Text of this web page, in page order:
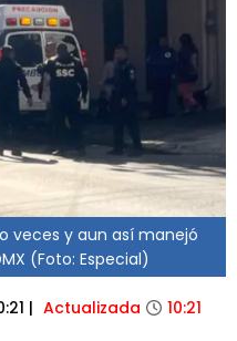
veces y aun así manejó
(Foto: Especial)
| Actualizada 10:21